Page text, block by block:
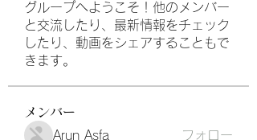
グループへようこそ！他のメンバー
と交流したり、最新情報をチェック
したり、動画をシェアすることもで
きます。
メンバー
Arun Asfa
フォロー